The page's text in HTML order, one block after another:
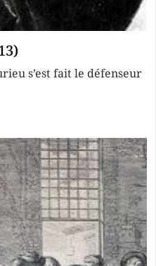
s’est fait le défenseur